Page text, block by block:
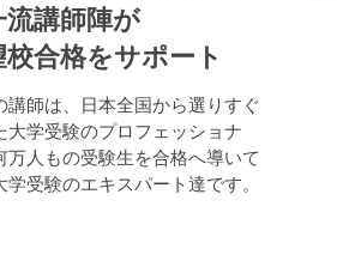
流講師陣が
校合格をサポート
講師は、日本全国から選りすぐ
大学受験のプロフェッショナ
万人もの受験生を合格へ導いて
学受験のエキスパート達です。